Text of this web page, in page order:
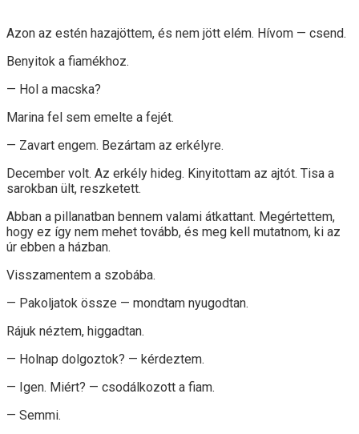
Azon az estén hazajöttem, és nem jött elém. Hívom — csend.
Benyitok a fiamékhoz.
— Hol a macska?
Marina fel sem emelte a fejét.
— Zavart engem. Bezártam az erkélyre.
December volt. Az erkély hideg. Kinyitottam az ajtót. Tisa a
sarokban ült, reszketett.
Abban a pillanatban bennem valami átkattant. Megértettem,
hogy ez így nem mehet tovább, és meg kell mutatnom, ki az
úr ebben a házban.
Visszamentem a szobába.
— Pakoljatok össze — mondtam nyugodtan.
Rájuk néztem, higgadtan.
— Holnap dolgoztok? — kérdeztem.
— Igen. Miért? — csodálkozott a fiam.
— Semmi.